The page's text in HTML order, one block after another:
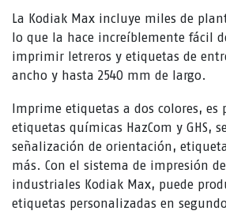
La Kodiak Max incluye miles de
lo que la hace increíblemente fácil
imprimir letreros y etiquetas de
ancho y hasta 2540 mm de largo.
Imprime etiquetas a dos colores, es
etiquetas químicas HazCom y GHS,
señalización de orientación,
más. Con el sistema de impresión
industriales Kodiak Max, puede
etiquetas personalizadas en